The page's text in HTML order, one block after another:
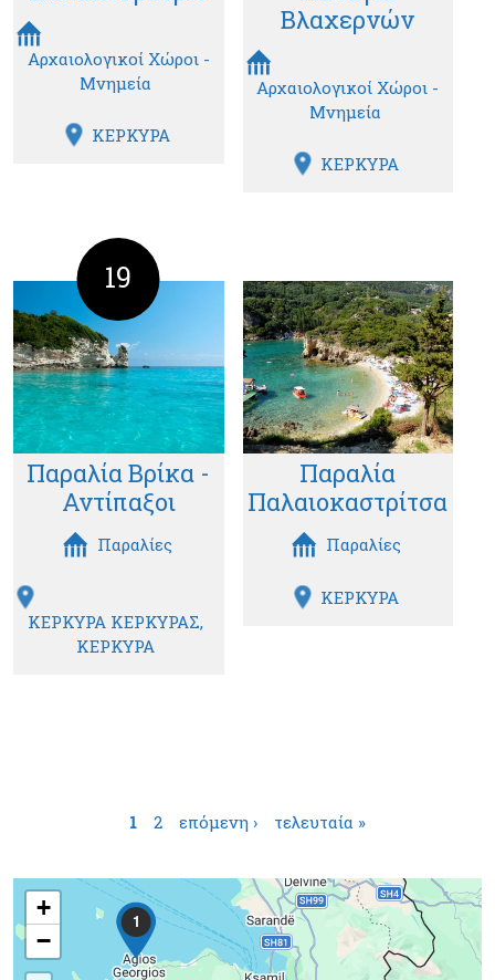
Αρχαιολογικοί Χώροι -
Μνημεία
ΚΕΡΚΥΡΑ
Βλαχερνών
Αρχαιολογικοί Χώροι -
Μνημεία
ΚΕΡΚΥΡΑ
19
Παραλία Βρίκα -
Αντίπαξοι
Παραλίες
ΚΕΡΚΥΡΑ ΚΕΡΚΥΡΑΣ
ΚΕΡΚΥΡΑ
Παραλία
Παλαιοκαστρίτσα
Παραλίες
ΚΕΡΚΥΡΑ
1 2 επόμενη › τελευταία »
1
+
−